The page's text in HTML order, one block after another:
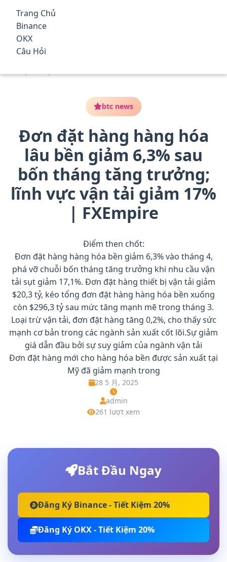
đến
nội
dung
chính
Top Nền Tảng Giao Dịch Tiền
Điện Tử Tốt Nhất 2025 – Phí
Thấp, An Toàn, Có Thưởng
Trang Chủ
Binance
OKX
Câu Hỏi
Trang Chủ
btc news
Đơn đặt hàng hàng hóa
lâu bền giảm 6,3% sau
bốn tháng tăng trưởng;
lĩnh vực vận tải giảm 17%
| FXEmpire
Điểm then chốt:
Đơn đặt hàng hàng hóa bền giảm 6,3% vào tháng 4,
phá vỡ chuỗi bốn tháng tăng trưởng khi nhu cầu vận
tải sụt giảm 17,1%. Đơn đặt hàng thiết bị vận tải giảm
$20,3 tỷ, kéo tổng đơn đặt hàng hàng hóa bền xuống
còn $296,3 tỷ sau mức tăng mạnh mẽ trong tháng 3.
Loại trừ vận tải, đơn đặt hàng tăng 0,2%, cho thấy sức
mạnh cơ bản trong các ngành sản xuất cốt lõi.Sự giảm
giá dẫn đầu bởi sự suy giảm của ngành vận tải
Đơn đặt hàng mới cho hàng hóa bền được sản xuất tại
Mỹ đã giảm mạnh trong
28 5 月, 2025
admin
261 lượt xem
Bắt Đầu Ngay
Đăng Ký Binance - Tiết Kiệm 20%
Đăng Ký OKX - Tiết Kiệm 20%